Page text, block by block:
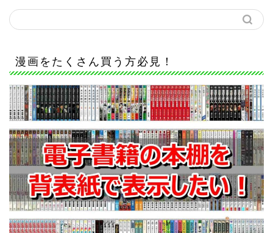
漫画をたくさん買う方必見！